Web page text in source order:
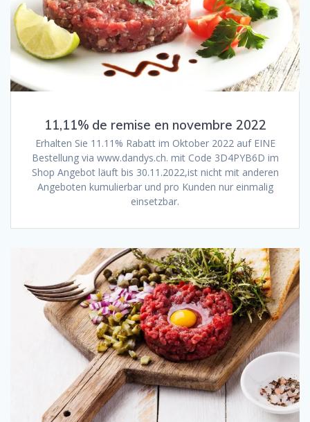
11,11% de remise en novembre 2022
Erhalten Sie 11.11% Rabatt im Oktober 2022 auf EINE
Bestellung via www.dandys.ch. mit Code 3D4PYB6D im
Shop Angebot läuft bis 30.11.2022,ist nicht mit anderen
Angeboten kumulierbar und pro Kunden nur einmalig
einsetzbar.